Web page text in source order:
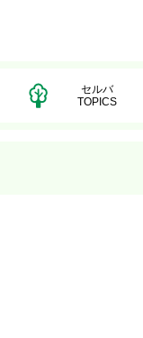
セルバ
TOPICS